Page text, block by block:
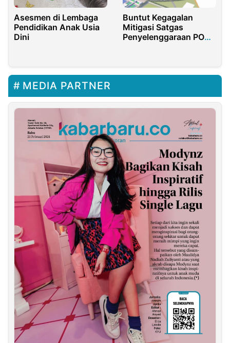
Asesmen di Lembaga
Pendidikan Anak Usia
Dini
Buntut Kegagalan
Mitigasi Satgas
Penyelenggaraan PON
MEDIA PARTNER